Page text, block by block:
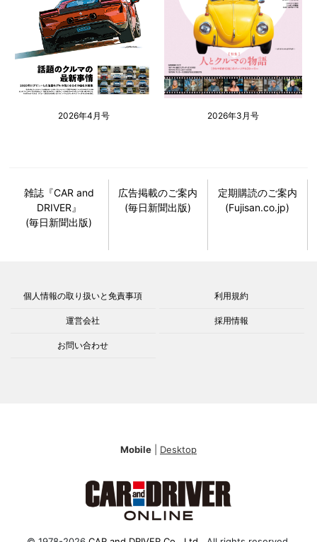
2026年4月号 2026年3月号
雑誌『CAR and
DRIVER』
(毎日新聞出版)
広告掲載のご案内
(毎日新聞出版)
定期購読のご案内
(Fujisan.co.jp)
個人情報の取り扱いと免責事項 利用規約
運営会社 採用情報
お問い合わせ
Mobile Desktop